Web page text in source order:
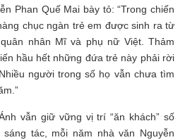
Phan Quế Mai bày tỏ: “Trong chiến
chục ngàn trẻ em được sinh ra từ
nhân Mĩ và phụ nữ Việt. Thảm
hầu hết những đứa trẻ này phải rời
người trong số họ vẫn chưa tìm
vẫn giữ vững vị trí “ăn khách” số
tác, mỗi năm nhà văn Nguyễn